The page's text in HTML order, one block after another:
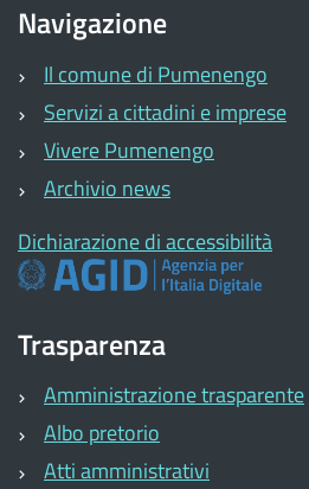
Navigazione
Il comune di Pumenengo
Servizi a cittadini e imprese
Vivere Pumenengo
Archivio news
Dichiarazione di accessibilità
Trasparenza
Amministrazione trasparente
Albo pretorio
Atti amministrativi